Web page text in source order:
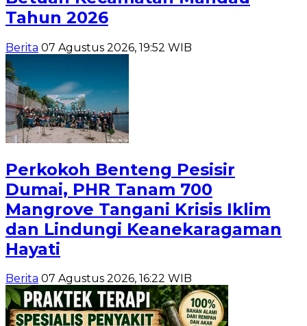
Tahun 2026
Berita 07 Agustus 2026, 19:52 WIB
Perkokoh Benteng Pesisir
Dumai, PHR Tanam 700
Mangrove Tangani Krisis Iklim
dan Lindungi Keanekaragaman
Hayati
Berita 07 Agustus 2026, 16:22 WIB